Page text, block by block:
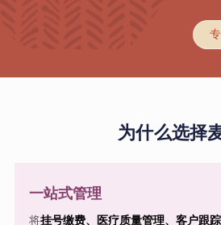
为什么选择
一站式管理
将挂号缴费、医疗质量管理、客户跟